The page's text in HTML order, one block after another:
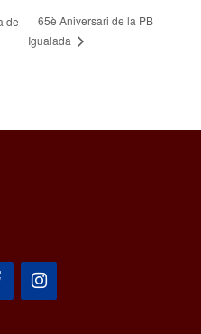
de
65è Aniversari de la PB
Igualada